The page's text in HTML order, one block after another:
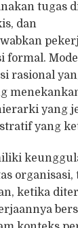
tugas
dan
formal.
rasional
yang
yang
organisasi,
ketika